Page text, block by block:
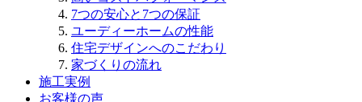
7つの安心と7つの保証
ユーディーホームの性能
住宅デザインへのこだわり
家づくりの流れ
施工実例
お客様の声